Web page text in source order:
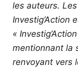
les auteurs.
Investig’Action
«
mentionnant la
renvoyant vers